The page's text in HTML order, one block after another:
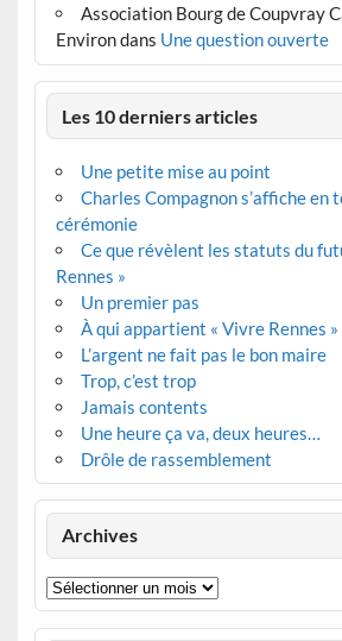
Association Bourg de Coupvray
Environdans Une question ouverte
Les 10 derniers articles
Une petite mise au point
Charles Compagnon s’affiche en
cérémonie
Ce que révèlent les statuts du
Rennes »
Un premier pas
À qui appartient « Vivre Rennes »
L’argent ne fait pas le bon maire
Trop, c’est trop
Jamais contents
Une heure ça va, deux heures…
Drôle de rassemblement
Archives
Archives